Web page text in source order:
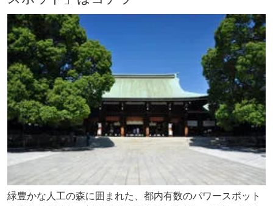
緑豊かな人工の森に囲まれた、都内有数のパワースポット